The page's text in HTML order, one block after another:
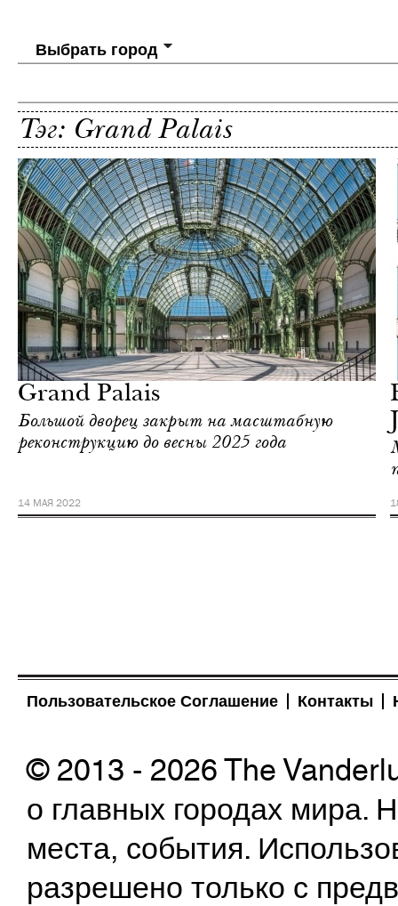
Выбрать город
Тэг: Grand Palais
Grand Palais
Большой дворец закрыт на масштабную
реконструкцию до весны 2025 года
14 МАЯ 2022
Пользовательское Соглашение Контакты
© 2013 - 2026 The
о главных городах
места, события.
разрешено только с